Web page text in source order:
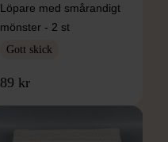
Löpare med smårandigt
mönster - 2 st
Gott skick
89 kr